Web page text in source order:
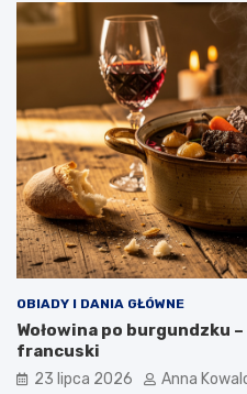
OBIADY I DANIA GŁÓWNE
Wołowina po burgundzku
francuski
23 lipca 2026 Anna